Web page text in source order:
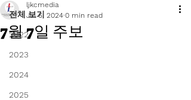
전체 보기
2022
2023
2024
2025
7월 7일 주보
ljkcmedia
Jul 6, 2024 0 min read